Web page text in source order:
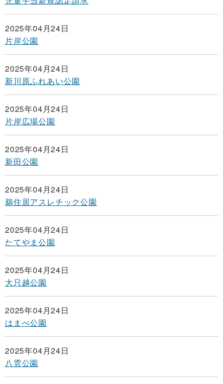
2025年04月24日
片岸公園
2025年04月24日
新川原ふれあい公園
2025年04月24日
片岸広場公園
2025年04月24日
新田公園
2025年04月24日
鵜住居アスレチック公園
2025年04月24日
たてやま公園
2025年04月24日
大只越公園
2025年04月24日
はまべ公園
2025年04月24日
八雲公園